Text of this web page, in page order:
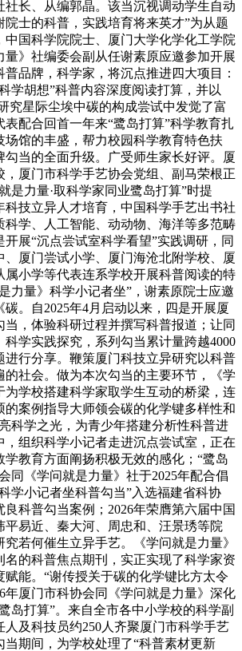
社长、从编郭晶。该当沉视调动学生自动
院士的科普，实践培育将来英才”为从题
中国科学院院士、厦门大学化学化工学院
量》社编委会副从任谢素原应邀参加开展
品牌，科学家，将沉点推进四大项目：
学胡想”科普内容深度阅读打算，并以
究星际尘埃中碳的构成尝试中发觉了富
配合回首一年来“鹭岛打算”科学教育扎
场馆的丰盛，帮力校园科学教育特色扶
勾当的全面升级。广受师生家长好评。厦
，厦门市科学手艺协会党组、副马荣根正
是力量·取科学家同业鹭岛打算”时提
科技立异人才培育，中国科学手艺出书社
科学、人工智能、动动物、海洋等多范畴
展“沉点尝试室科学看望”实践调研，同
、厦门尝试小学、厦门海沧北附学校、厦
属小学等代表连系学校开展科普阅读的特
力量》科学小记者坐”，谢素原院士应邀
。自2025年4月启动以来，四是开展厦
当，体验科研过程并撰写科普报道；让同
科学实践探究，系列勾当累计量跨越4000
进行分享。鞭策厦门科技立异研究以科普
的社会。做为本次勾当的主要环节，《学
为学校搭建科学家取学生互动的桥梁，连
的案例指导大师领会碳的化学键多样性和
科学之光，为青少年搭建分析性科普进
，组织科学小记者走进沉点尝试室，正在
学教育方面阐扬积极无效的感化；“鹭岛
同《学问就是力量》社于2025年配合倡
学小记者坐科普勾当”入选福建省科协
良科普勾当案例；2026年荣膺第六届中国
平易近、秦大河、周忠和、汪景琇等院
若何催生立异手艺。《学问就是力量》
名的科普焦点期刊，实正实现了科学家资
赋能。“谢传授关于碳的化学键比方太令
年厦门市科协会同《学问就是力量》深化
岛打算”。来自全市各中小学校的科学副
人及科技员约250人齐聚厦门市科学手艺
当期间，为学校处理了“科普素材更新